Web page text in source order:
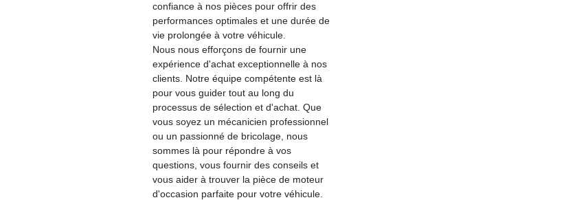
confiance à nos pièces pour offrir des
performances optimales et une durée de
vie prolongée à votre véhicule.
Nous nous efforçons de fournir une
expérience d'achat exceptionnelle à nos
clients. Notre équipe compétente est là
pour vous guider tout au long du
processus de sélection et d'achat. Que
vous soyez un mécanicien professionnel
ou un passionné de bricolage, nous
sommes là pour répondre à vos
questions, vous fournir des conseils et
vous aider à trouver la pièce de moteur
d'occasion parfaite pour votre véhicule.